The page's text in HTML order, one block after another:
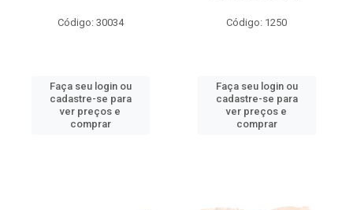
Código: 30034
Faça seu login ou
cadastre-se para
ver preços e
comprar
Código: 1250
Faça seu login ou
cadastre-se para
ver preços e
comprar